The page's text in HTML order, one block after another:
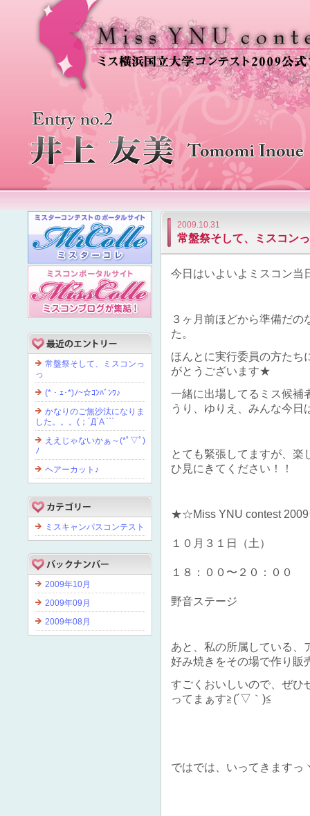
2009.10.31
常盤祭そして、ミスコン
今日はいよいよミスコン当
３ヶ月前ほどから準備だ
た。
ほんとに実行委員の方たち
がとうございます★
一緒に出場してるミス候補
うり、ゆりえ、みんな今日
とても緊張してますが、楽
ひ見にきてください！！
★☆Miss YNU contest
１０月３１日（土）
１８：００〜２０：００
野音ステージ
あと、私の所属している、
好み焼きをその場で作り販
すごくおいしいので、ぜひ
ってまぁす≧(´▽｀)≦
ではでは、いってきますっ
常盤祭そして、ミスコンっ
っ
(*・ｪ･*)ﾉ~☆ｺﾝﾊﾞﾝﾜ♪
かなりのご無沙汰になりま
した。。。(；´Д`A ```
ええじゃないかぁ～(*ﾟ▽ﾟ)
ﾉ
ヘアーカット♪
ミスキャンパスコンテスト
2009年10月
2009年09月
2009年08月